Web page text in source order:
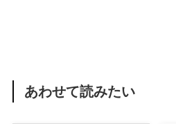
あわせて読みたい